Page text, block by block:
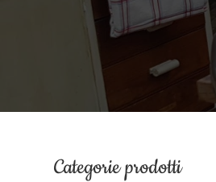
Categorie prodotti